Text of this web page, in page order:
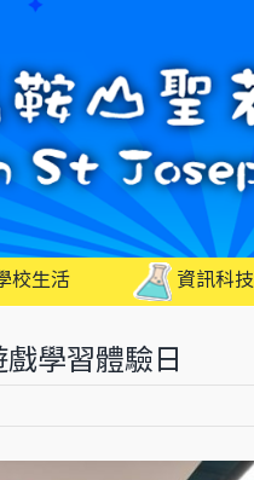
校生活 資訊科技
學習體驗日